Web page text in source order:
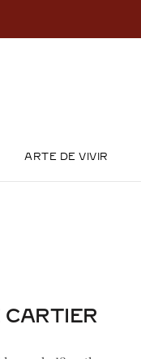
ARTE DE VIVIR
CARTIER